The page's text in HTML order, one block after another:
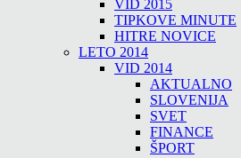
VID 2015
TIPKOVE MINUTE
HITRE NOVICE
LETO 2014
VID 2014
AKTUALNO
SLOVENIJA
SVET
FINANCE
ŠPORT